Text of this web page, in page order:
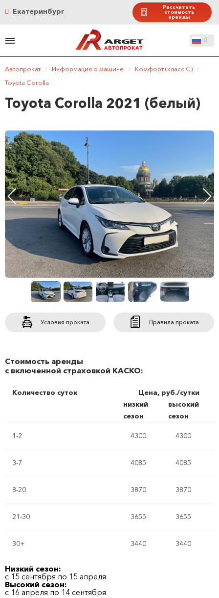
Екатеринбург Рассчитать
стоимость
аренды
Автопрокат / Информация о машине / Комфорт (класс C)
/
Toyota Corolla
Toyota Corolla 2021 (белый)
Условия проката Правила проката
Стоимость аренды
с включенной страховкой КАСКО:
Количество суток
Цена, руб./сутки
низкий
сезон
высокий
сезон
1-2 4300 4300
3-7 4085 4085
8-20 3870 3870
21-30 3655 3655
30+ 3440 3440
Низкий сезон:
с 15 сентября по 15 апреля
Высокий сезон:
с 16 апреля по 14 сентября